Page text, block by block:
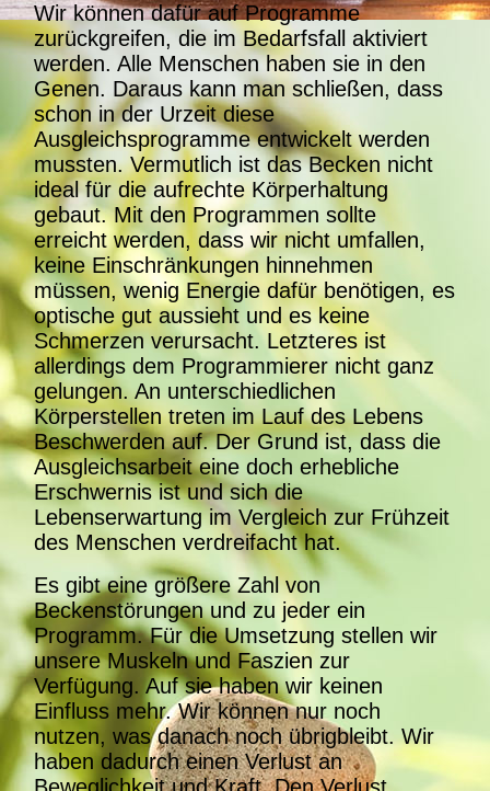
Wir können dafür auf Programme
zurückgreifen, die im Bedarfsfall aktiviert
werden. Alle Menschen haben sie in den
Genen. Daraus kann man schließen, dass
schon in der Urzeit diese
Ausgleichsprogramme entwickelt werden
mussten. Vermutlich ist das Becken nicht
ideal für die aufrechte Körperhaltung
gebaut. Mit den Programmen sollte
erreicht werden, dass wir nicht umfallen,
keine Einschränkungen hinnehmen
müssen, wenig Energie dafür benötigen, es
optische gut aussieht und es keine
Schmerzen verursacht. Letzteres ist
allerdings dem Programmierer nicht ganz
gelungen. An unterschiedlichen
Körperstellen treten im Lauf des Lebens
Beschwerden auf. Der Grund ist, dass die
Ausgleichsarbeit eine doch erhebliche
Erschwernis ist und sich die
Lebenserwartung im Vergleich zur Frühzeit
des Menschen verdreifacht hat.
Es gibt eine größere Zahl von
Beckenstörungen und zu jeder ein
Programm. Für die Umsetzung stellen wir
unsere Muskeln und Faszien zur
Verfügung. Auf sie haben wir keinen
Einfluss mehr. Wir können nur noch
nutzen, was danach noch übrigbleibt. Wir
haben dadurch einen Verlust an